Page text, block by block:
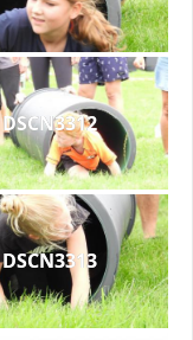
DSCN3312
DSCN3313